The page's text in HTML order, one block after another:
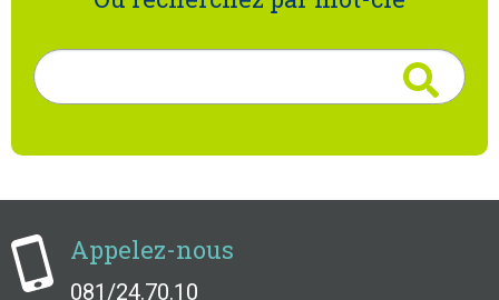
Rechercher
Appelez-nous
081/24.70.10